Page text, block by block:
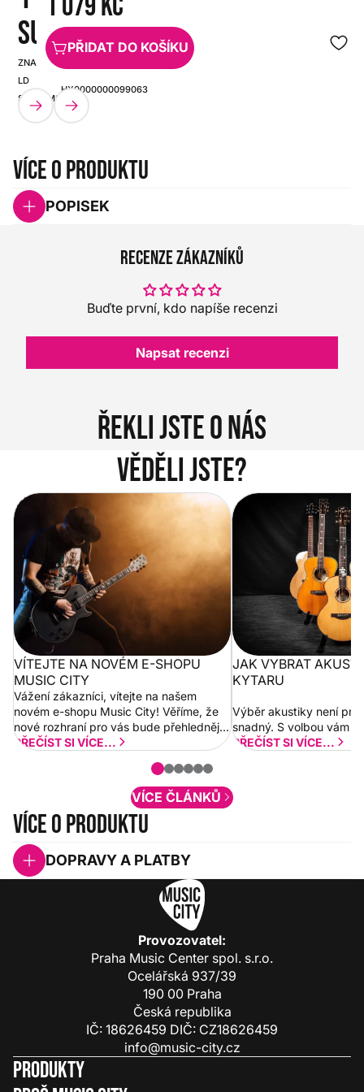
SUB PC
ZNAČKA:
LD
SYSTEMS
SKU:
HX0000000099063
PŘIDAT DO KOŠÍKU
Více o produktu
POPISEK
Recenze zákazníků
Buďte první, kdo napíše recenzi
Napsat recenzi
Řekli jste o nás
Věděli jste?
Vítejte na novém e-shopu Music
City
VÍTEJTE NA NOVÉM E-SHOPU
MUSIC CITY
Vážení zákazníci, vítejte na našem
novém e-shopu Music City! Věříme, že
nové rozhraní pro vás bude přehlednější
a rychlejší. Postupně budeme přidávat
PŘEČÍST SI VÍCE...
Jak vybrat
JAK VYBRAT
KYTARU
Výběr akustiky není pro
snadný. S volbou vám
PŘEČÍST SI VÍCE...
VÍCE ČLÁNKŮ
Více o produktu
DOPRAVY A PLATBY
Provozovatel:
Praha Music Center spol. s.r.o.
Ocelářská 937/39
190 00 Praha
Česká republika
IČ: 18626459 DIČ: CZ18626459
info@music-city.cz
Produkty